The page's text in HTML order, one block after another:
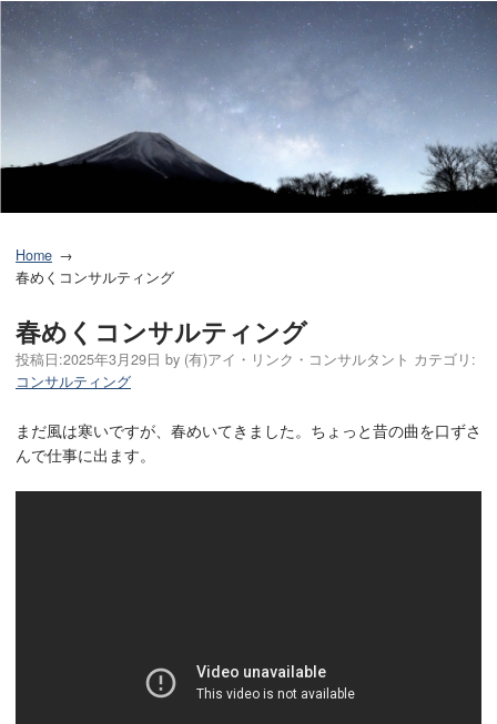
Home
春めくコンサルティング
春めくコンサルティング
投稿日:2025年3月29日 by (有)アイ・リンク・コンサルタント カテゴリ:
コンサルティング
まだ風は寒いですが、春めいてきました。ちょっと昔の曲を口ずさ
んで仕事に出ます。